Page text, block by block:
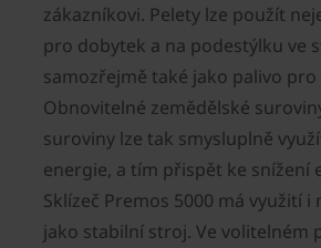
zákazníkovi. Pelety lze použít
pro dobytek a na podestýlku ve
samozřejmě také jako palivo pro
Obnovitelné zemědělské
suroviny lze tak smysluplně
energie, a tím přispět ke snížení
Sklízeč Premos 5000 má využití i
jako stabilní stroj. Ve volitelném